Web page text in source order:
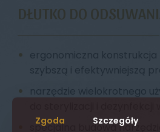
DŁUTKO DO
• ergonomiczna konstrukcja
szybszą i efektywniejszą
•
narzędzie wielokrotnego
specjalna budowa
Zgoda Szczegóły